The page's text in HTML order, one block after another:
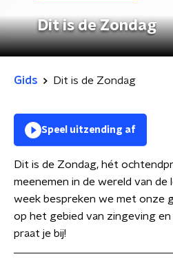
Dit is de Zondag
Gids Dit is de Zondag
Speel uitzending af
Dit is de Zondag, hét
meenemen in de wereld van de
week bespreken we met onze
op het gebied van zingeving
praat je bij!